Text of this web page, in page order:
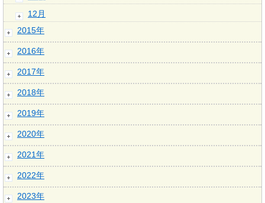
12月
2015年
2016年
2017年
2018年
2019年
2020年
2021年
2022年
2023年